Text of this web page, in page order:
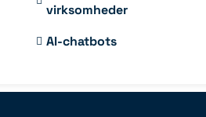
virksomheder
AI-chatbots